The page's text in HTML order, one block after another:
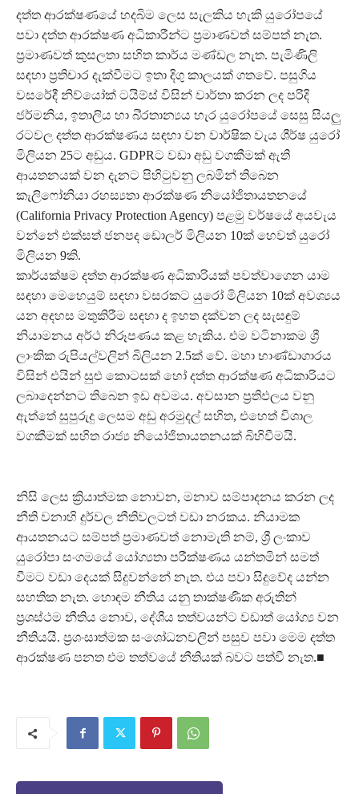
දත්ත ආරක්ෂණයේ හදබිම ලෙස සැලකිය හැකි යුරෝපයේ
පවා දත්ත ආරක්ෂණ අධිකාරීන්ට ප්‍රමාණවත් සම්පත් නැත.
ප්‍රමාණවත් කුසලතා සහිත කාර්ය මණ්ඩල නැත. පැමිණිලි
සඳහා ප්‍රතිචාර දැක්වීමට ඉතා දිගු කාලයක් ගතවේ. පසුගිය
වසරේදී නිව්යෝක් ටයිම්ස් විසින් වාර්තා කරන ලද පරිදි
ජර්මනිය, ඉතාලිය හා බි්‍රතාන්‍යය හැර යුරෝපයේ සෙසු සියලු
රටවල දත්ත ආරක්ෂණය සඳහා වන වාර්ෂික වැය ශීර්ෂ යුරෝ
මිලියන 25ට අඩුය. GDPRට වඩා අඩු වගකීමක් ඇති
ආයතනයක් වන දැනට පිහිටුවනු ලබමින් තිබෙන
කැලිෆෝනියා රහස්‍යතා ආරක්ෂණ නියෝජිතායතනයේ
(California Privacy Protection Agency) පළමු වර්ෂයේ අයවැය
වන්නේ එක්සත් ජනපද ඩොලර් මිලියන 10ක් හෙවත් යුරෝ
මිලියන 9කි.
කාර්යක්ෂම දත්ත ආරක්ෂණ අධිකාරියක් පවත්වාගෙන යාම
සඳහා මෙහෙයුම් සඳහා වසරකට යුරෝ මිලියන 10ක් අවශ්‍යය
යන අදහස මතුකිරීම සඳහා ද ඉහත දක්වන ලද සැසඳුම්
නියාමනය අර්ථ නිරූපණය කළ හැකිය. එම වටිනාකම ශ්‍රී
ලාංකික රුපියල්වලින් බිලියන 2.5ක් වේ. මහා භාණ්ඩාගාරය
විසින් එයින් සුළු කොටසක් හෝ දත්ත ආරක්ෂණ අධිකාරියට
ලබාදෙන්නට තිබෙන ඉඩ අවමය. අවසාන ප්‍රතිඵලය වනු
ඇත්තේ සුපුරුදු ලෙසම අඩු අරමුදල් සහිත, එහෙත් විශාල
වගකීමක් සහිත රාජ්‍ය නියෝජිතායතනයක් බිහිවීමයි.
නිසි ලෙස ක්‍රියාත්මක නොවන, මනාව සම්පාදනය කරන ලද
නීති වනාහි දුර්වල නීතිවලටත් වඩා නරකය. නියාමක
ආයතනයට සම්පත් ප්‍රමාණවත් නොමැති නම්, ශ්‍රී ලංකාව
යුරෝපා සංගමයේ යෝග්‍යතා පරීක්ෂණය යන්තමින් සමත්
වීමට වඩා දෙයක් සිදුවන්නේ නැත. එය පවා සිදුවේද යන්න
සහතික නැත. හොඳම නීතිය යනු තාක්ෂණික අරුතින්
ප්‍රශස්ථම නීතිය නොව, දේශීය තත්වයන්ට වඩාත් යෝග්‍ය වන
නීතියයි. ප්‍රශංසාත්මක සංශෝධනවලින් පසුව පවා මෙම දත්ත
ආරක්ෂණ පනත එම තත්වයේ නීතියක් බවට පත්වී නැත.■